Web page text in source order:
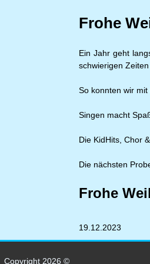
Frohe
Ein Jahr geht
schwierigen
So konnten wir
Singen macht
Die KidHits, Chor
Die nächsten
Frohe
19.12.2023
Copyright 2026 ©